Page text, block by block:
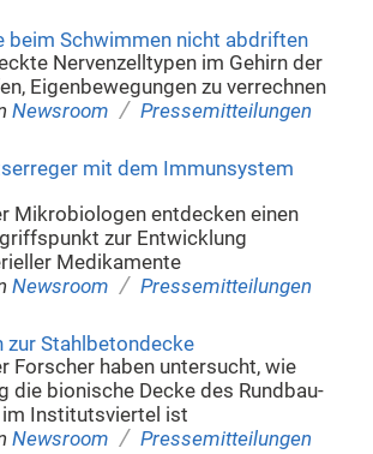
beim Schwimmen nicht abdriften
Nervenzelltypen im Gehirn der
Eigenbewegungen zu verrechnen
Newsroom / Pressemitteilungen
mit dem Immunsystem
Mikrobiologen entdecken einen
zur Entwicklung
Medikamente
Newsroom / Pressemitteilungen
zur Stahlbetondecke
Forscher haben untersucht, wie
die bionische Decke des Rundbau-
im Institutsviertel ist
Newsroom / Pressemitteilungen